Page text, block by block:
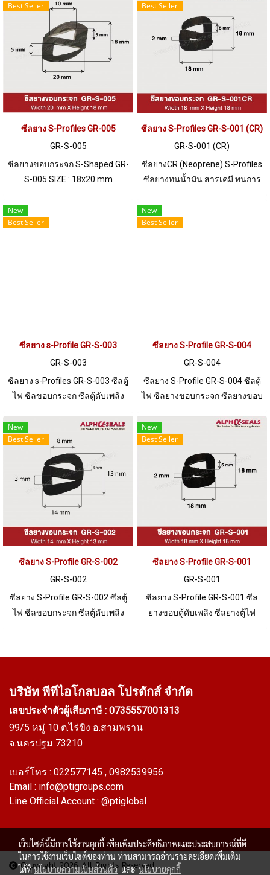
Best Seller
ซีลยาง S-Profiles GR-005
GR-S-005
ซีลยางขอบกระจก S-Shaped GR-
S-005 SIZE : 18x20 mm
RUBBER ทนความร้อนสูง ทน
สภาพแวดล้อมดีเยี่ยม
Best Seller
ซีลยาง S-Profiles GR-S-001 (CR)
GR-S-001 (CR)
ซีลยางCR (Neoprene) S-Profiles
ซีลยางทนน้ำมัน สารเคมี ทนการ
New
Best Seller
ซีลยาง s-Profile GR-S-003
GR-S-003
ซีลยาง s-Profiles GR-S-003 ซีลตู้
ไฟ ซีลขอบกระจก ซีลตู้ดับเพลิง
8253 9956 LINE @ptiglobal
New
Best Seller
ซีลยาง S-Profile GR-S-004
GR-S-004
ซีลยาง S-Profile GR-S-004 ซีลตู้
ไฟ ซีลยางขอบกระจก ซีลยางขอบ
2489 5525 / 09 8253 9956
New
Best Seller
ซีลยาง S-Profile GR-S-002
GR-S-002
ซีลยาง S-Profile GR-S-002 ซีลตู้
ไฟ ซีลขอบกระจก ซีลตู้ดับเพลิง
New
Best Seller
ซีลยาง S-Profile GR-S-001
GR-S-001
ซีลยาง S-Profile GR-S-001 ซีล
ยางขอบตู้ดับเพลิง ซีลยางตู้ไฟ
บริษัท พีทีไอโกลบอล โปรดักส์ จำกัด
เลขประจำตัวผู้เสียภาษี : 0735557001313
99/5 หมู่ 10 ต.ไร่ขิง อ.สามพราน
จ.นครปฐม 73210
เบอร์โทร : 022577145 , 0982539956
Email : info@ptigroups.com
Line Official Account : @ptiglobal
Copyright 2026 All Rights Reserved
เว็บไซต์นี้มีการใช้งานคุกกี้ เพื่อเพิ่มประสิทธิภาพและประสบการณ์ที่ดี
ในการใช้งานเว็บไซต์ของท่าน ท่านสามารถอ่านรายละเอียดเพิ่มเติม
ได้ที่นโยบายความเป็นส่วนตัวและนโยบายคุกกี้